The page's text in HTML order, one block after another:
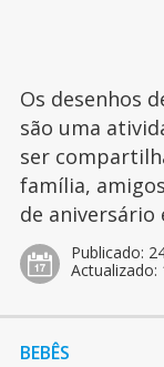
Os desenhos
são uma
ser
família,
de aniversário
Publicado:
Actualizado:
BEBÊS